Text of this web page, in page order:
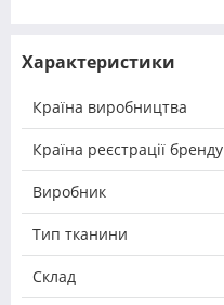
Характеристики
Країна виробництва
Країна реєстрації бренду
Виробник
Тип тканини
Склад